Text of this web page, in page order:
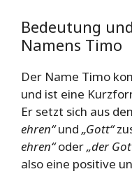
Bedeutung
Namens Timo
Der Name Timo
und ist eine
Er setzt sich aus
ehren“und „Gott“
ehren“oder„der
also eine positive